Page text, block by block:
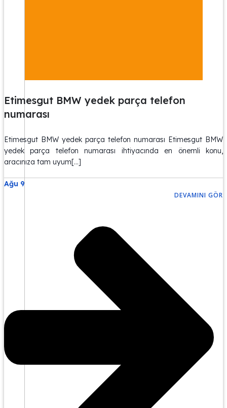
Etimesgut BMW yedek parça telefon
numarası
Etimesgut BMW yedek parça telefon numarası Etimesgut BMW
yedek parça telefon numarası ihtiyacında en önemli konu,
aracınıza tam uyum[…]
Ağu 9
DEVAMINI GÖR